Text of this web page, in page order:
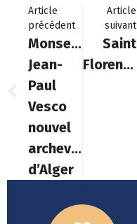
Article
précédent
Monseigneur
Jean-
Paul
Vesco
nouvel
archevêque
d’Alger
Article
suivant
Saint
Florentin